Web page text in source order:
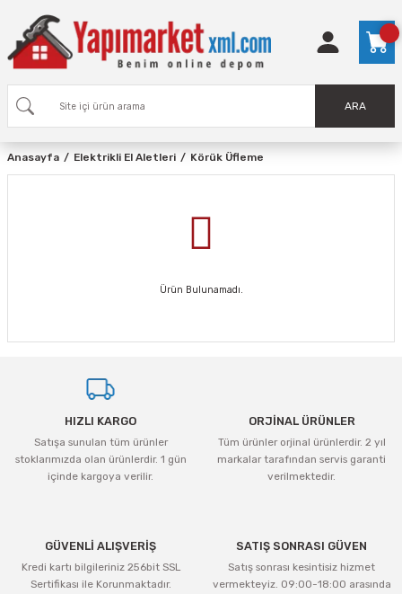
ARA
Anasayfa Elektrikli El Aletleri Körük Üfleme
Ürün Bulunamadı.
HIZLI KARGO
Satışa sunulan tüm ürünler
stoklarımızda olan ürünlerdir. 1 gün
içinde kargoya verilir.
ORJİNAL ÜRÜNLER
Tüm ürünler orjinal ürünlerdir. 2 yıl
markalar tarafından servis garanti
verilmektedir.
GÜVENLİ ALIŞVERİŞ
Kredi kartı bilgileriniz 256bit SSL
Sertifikası ile Korunmaktadır.
SATIŞ SONRASI GÜVEN
Satış sonrası kesintisiz hizmet
vermekteyiz. 09:00-18:00 arasında